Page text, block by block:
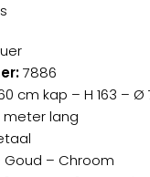
7886
cm kap – H 163 –
meter lang
Goud – Chroom